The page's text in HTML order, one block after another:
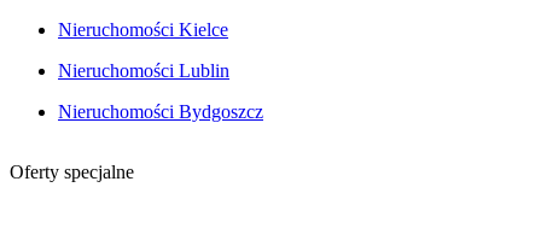
Nieruchomości Kielce
Nieruchomości Lublin
Nieruchomości Bydgoszcz
Oferty specjalne